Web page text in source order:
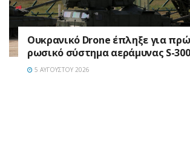
Ουκρανικό Drone έπληξε για
ρωσικό σύστημα αεράμυνας S-
5 ΑΥΓΟΎΣΤΟΥ 2026